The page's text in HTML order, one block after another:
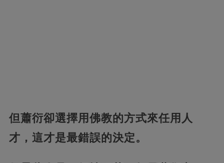
但蕭衍卻選擇用佛教的方式來任用人
才，這才是最錯誤的決定。